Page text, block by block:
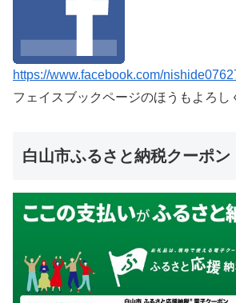
https://www.facebook.com/
フェイスブックページのほうもよろし
白山市ふるさと納税クーポン